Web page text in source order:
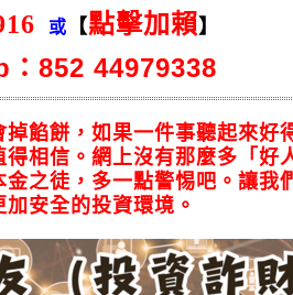
或 【點擊加賴】
852 44979338
餡餅，如果一件事聽起來好
相信。網上沒有那麼多「好
金之徒，多一點警惕吧。讓我
安全的投資環境。